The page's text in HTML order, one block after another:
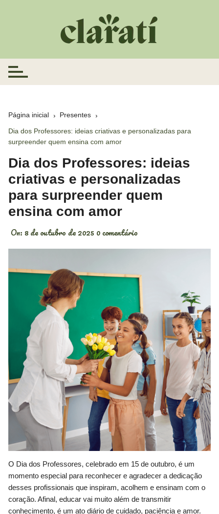
Página inicial Presentes
Dia dos Professores: ideias criativas e personalizadas para
surpreender quem ensina com amor
Dia dos Professores: ideias
criativas e personalizadas
para surpreender quem
ensina com amor
On: 8 de outubro de 2025 0 comentário
O Dia dos Professores, celebrado em 15 de outubro, é um
momento especial para reconhecer e agradecer a dedicação
desses profissionais que inspiram, acolhem e ensinam com o
coração. Afinal, educar vai muito além de transmitir
conhecimento, é um ato diário de cuidado, paciência e amor.